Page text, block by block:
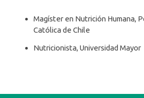
Magíster en Nutrición Humana,
Católica de Chile
Nutricionista, Universidad Mayor